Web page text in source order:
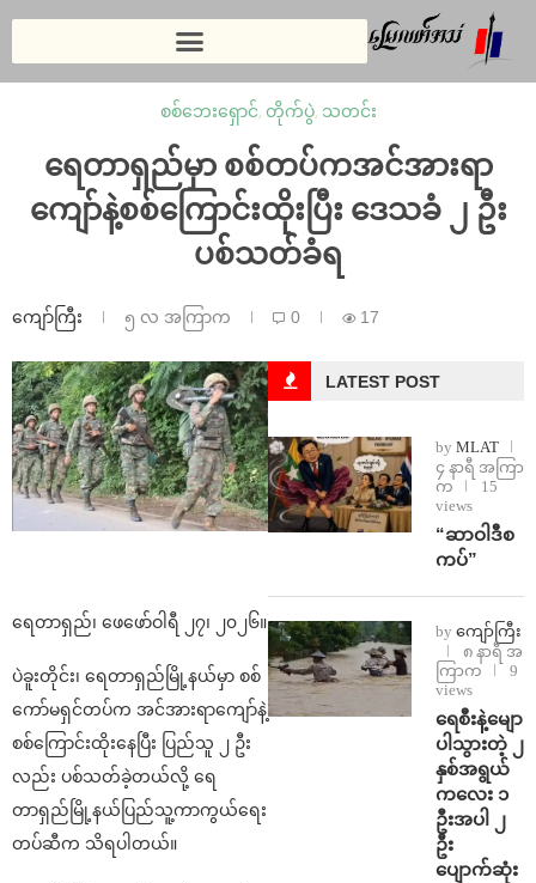
စစ်ဘေးရှောင်, တိုက်ပွဲ, သတင်း
ရေတာရှည်မှာ စစ်တပ်ကအင်အားရာ
ကျော်နဲ့စစ်ကြောင်းထိုးပြီး ဒေသခံ ၂ ဦး
ပစ်သတ်ခံရ
ကျော်ကြီး ၅ လ အကြာက 0 17
ရေတာရှည်၊ ဖေဖော်ဝါရီ ၂၇၊ ၂၀၂၆။
ပဲခူးတိုင်း၊ ရေတာရှည်မြို့နယ်မှာ စစ်
ကော်မရှင်တပ်က အင်အားရာကျော်နဲ့
စစ်ကြောင်းထိုးနေပြီး ပြည်သူ ၂ ဦး
လည်း ပစ်သတ်ခဲ့တယ်လို့ ရေ
တာရှည်မြို့နယ်ပြည်သူ့ကာကွယ်ရေး
တပ်ဆီက သိရပါတယ်။
LATEST POST
by MLAT
၄ နာရီ အကြာ
က
15
views
“ဆာဝါဒီစ
ကပ်”
by ကျော်ကြီး
၈ နာရီ အ
ကြာက
9
views
ရေစီးနဲ့မျော
ပါသွားတဲ့ ၂
နှစ်အရွယ်
ကလေး ၁
ဦးအပါ ၂
ဦး
ပျောက်ဆုံး